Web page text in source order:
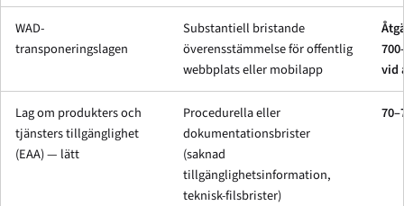
WAD-
transponeringslagen
Substantiell bristande
överensstämmelse för offentlig
webbplats eller mobilapp
vid
Lag om produkters och
tjänsters tillgänglighet
(EAA) — lätt
Procedurella eller
dokumentationsbrister
(saknad
tillgänglighetsinformation,
teknisk-filsbrister)